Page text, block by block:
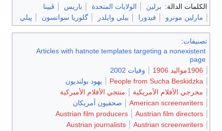
الكلمات الدالة: برلين الولايات المتحدة باريس
ڤيينا
مارلين مونرو
فيدورا بيلي وايلدر گلوريا سوانسون پيلي
تصنيفات:
Articles with hatnote templates targeting a nonexistent
page
1906مواليد 1906
وفيات 2002
People from Sucha Beskidzka
يهود بولنديون
مخرجي الأفلام الأمريكية
منتجي الأفلام الأميركية
American screenwriters
صحفيون أمريكان
Austrian film directors
Austrian film producers
Austrian screenwriters
Austrian journalists